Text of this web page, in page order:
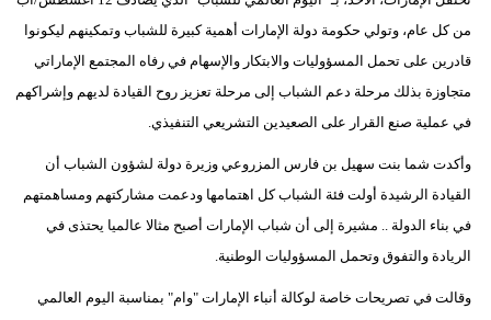
علوم
وتكنولوجيا
بيئة
فيديو
من كل عام، وتولي حكومة دولة الإمارات أهمية كبيرة للشباب وتمكينهم ليكونوا
قادرين على تحمل المسؤوليات والابتكار والإسهام في رفاه المجتمع الإماراتي
متجاوزة بذلك مرحلة دعم الشباب إلى مرحلة تعزيز روح القيادة لديهم وإشراكهم
في عملية صنع القرار على الصعيدين التشريعي التنفيذي.
وأكدت شما بنت سهيل بن فارس المزروعي وزيرة دولة لشؤون الشباب أن
القيادة الرشيدة أولت فئة الشباب كل اهتمامها ودعمت مشاركتهم ومساهمتهم
في بناء الدولة .. مشيرة إلى أن شباب الإمارات أصبح مثالا عالميا يحتذى في
الريادة والتفوق وتحمل المسؤوليات الوطنية.
وقالت في تصريحات خاصة لوكالة أنباء الإمارات "وام" بمناسبة اليوم العالمي